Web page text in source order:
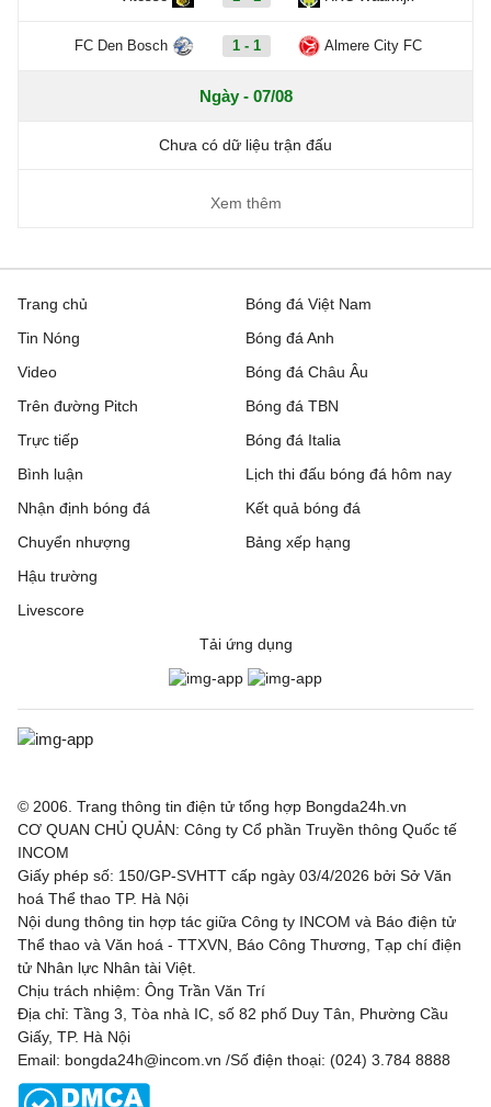
FC Den Bosch 1 - 1 Almere City FC
Ngày - 07/08
Chưa có dữ liệu trận đấu
Xem thêm
Trang chủ
Tin Nóng
Video
Trên đường Pitch
Trực tiếp
Bóng đá Việt Nam
Bóng đá Anh
Bóng đá Châu Âu
Bóng đá TBN
Bóng đá Italia
Bình luận
Nhận định bóng đá
Chuyển nhượng
Hậu trường
Livescore
Lịch thi đấu bóng đá hôm nay
Kết quả bóng đá
Bảng xếp hạng
Tải ứng dụng
© 2006. Trang thông tin điện tử tổng hợp Bongda24h.vn
CƠ QUAN CHỦ QUẢN: Công ty Cổ phần Truyền thông Quốc tế
INCOM
Giấy phép số: 150/GP-SVHTT cấp ngày 03/4/2026 bởi Sở Văn
hoá Thể thao TP. Hà Nội
Nội dung thông tin hợp tác giữa Công ty INCOM và Báo điện tử
Thể thao và Văn hoá - TTXVN, Báo Công Thương, Tạp chí điện
tử Nhân lực Nhân tài Việt.
Chịu trách nhiệm: Ông Trần Văn Trí
Địa chỉ: Tầng 3, Tòa nhà IC, số 82 phố Duy Tân, Phường Cầu
Giấy, TP. Hà Nội
Email: bongda24h@incom.vn /Số điện thoại: (024) 3.784 8888